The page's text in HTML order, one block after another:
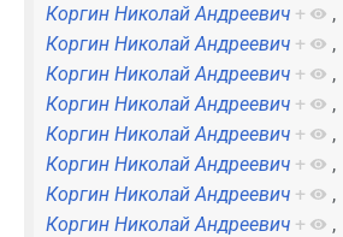
Коргин Николай Андреевич +
,
Коргин Николай Андреевич +
,
Коргин Николай Андреевич +
,
Коргин Николай Андреевич +
,
Коргин Николай Андреевич +
,
Коргин Николай Андреевич +
,
Коргин Николай Андреевич +
,
Коргин Николай Андреевич +
,